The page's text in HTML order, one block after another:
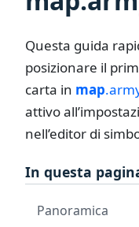
In questa
Panoramica
Questa guida
posizionare il
carta in map
attivo
nell’editor di